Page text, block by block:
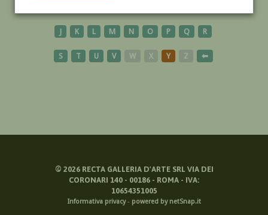
J K L M N O P Q R
S T U V W X Y Z ⬅
© 2026RECTA GALLERIA D'ARTE SRL VIA DEI
CORONARI 140 - 00186 - ROMA - IVA:
10654351005
Informativa privacy- powered by netSnap.it